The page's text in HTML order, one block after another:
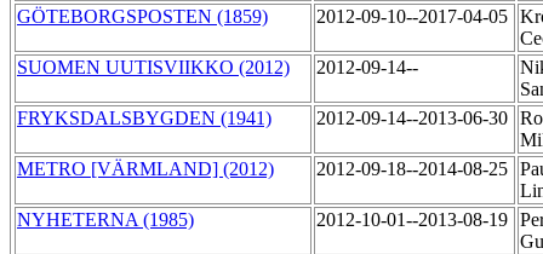
GÖTEBORGSPOSTEN (1859)
2012-09-10--2017-04-05
SUOMEN UUTISVIIKKO (2012)
2012-09-14--
FRYKSDALSBYGDEN (1941)
2012-09-14--2013-06-30
METRO [VÄRMLAND] (2012)
2012-09-18--2014-08-25
NYHETERNA (1985)
2012-10-01--2013-08-19